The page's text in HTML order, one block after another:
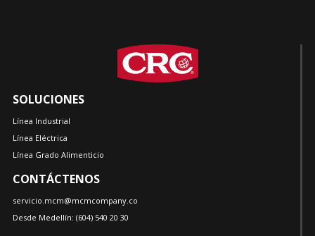
SOLUCIONES
Línea Industrial
Línea Eléctrica
Línea Grado Alimenticio
CONTÁCTENOS
servicio.mcm@mcmcompany.co
Desde Medellín: (604)540 20 30